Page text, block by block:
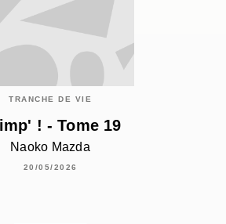
TRANCHE DE VIE
! - Tome 19
Naoko Mazda
20/05/2026